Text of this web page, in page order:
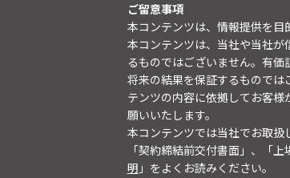
ご留意事項
本コンテンツは、情報提供を目
本コンテンツは、当社や当社
るものではございません。有
将来の結果を保証するもので
テンツの内容に依拠してお客
願いいたします。
本コンテンツでは当社でお取
「契約締結前交付書面」、「
明 」をよくお読みください。